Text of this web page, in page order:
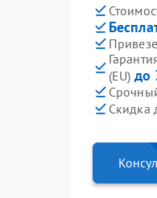
(EU) до
Скидка